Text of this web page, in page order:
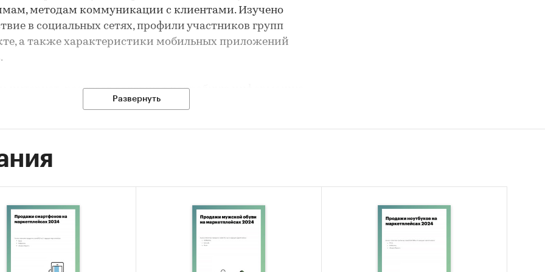
методам коммуникации с клиентами. Изучено
в социальных сетях, профили участников групп
а также характеристики мобильных приложений
интернет-ресурсов содержат подробную информацию
способах доставки и оплаты, программах
обновления: 10.07.2023.
в течение 3 рабочих дней.
Развернуть